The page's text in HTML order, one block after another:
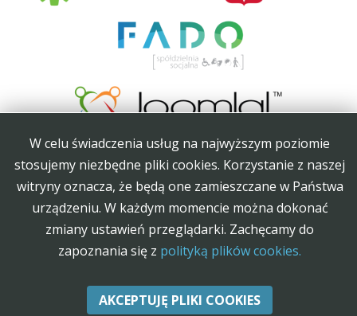
Projekt Kuźnia Dostępnych Stron współfinansowany ze środków Ministerstwa
Administracji i Cyfryzacji
Szablony dla Joomla. Projekt Joomla-Monster.com
Mapa strony ± Wróć na górę
W celu świadczenia usług na najwyższym poziomie
stosujemy niezbędne pliki cookies. Korzystanie z naszej
witryny oznacza, że będą one zamieszczane w Państwa
urządzeniu. W każdym momencie można dokonać
zmiany ustawień przeglądarki. Zachęcamy do
zapoznania się z polityką plików cookies.
AKCEPTUJĘ PLIKI COOKIES